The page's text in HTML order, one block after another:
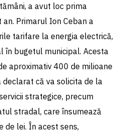
a avut loc prima
Primarul Ion Ceban a
tarifare la energia electrică,
în bugetul municipal. Acesta
aproximativ 400 de milioane
că va solicita de la
strategice, precum
stradal, care însumează
de lei. În acest sens,